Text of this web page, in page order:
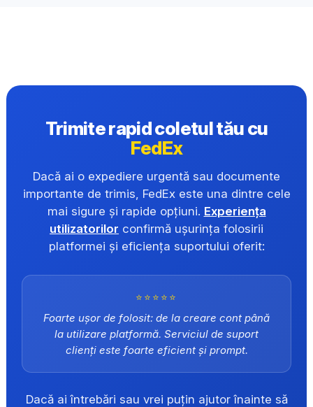
Trimite rapid coletul tău cu
FedEx
Dacă ai o expediere urgentă sau documente
importante de trimis, FedEx este una dintre cele
mai sigure și rapide opțiuni. Experiența
utilizatorilor confirmă ușurința folosirii
platformei și eficiența suportului oferit:
⭐⭐⭐⭐⭐
Foarte ușor de folosit: de la creare cont până
la utilizare platformă. Serviciul de suport
clienți este foarte eficient și prompt.
Dacă ai întrebări sau vrei puțin ajutor înainte să